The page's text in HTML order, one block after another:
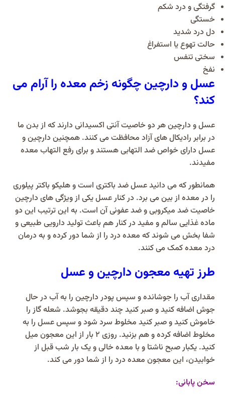
گرفتگی و درد شکم
خستگی
دل درد شدید
حالت تهوع یا استفراغ
سختی تنفس
نفخ
عسل و دارچین چگونه زخم معده را آرام می
کند؟
عسل و دارچین هر دو خاصیت آنتی اکسیدانی دارند که از بدن ما
در برابر رادیکال های آزاد محافظت می کنند. همچنین دارچین و
عسل دارای خواص ضد التهابی هستند و برای رفع التهاب معده
مفیدند.
همانطور که می دانید عسل ضد باکتری است و هلیکو باکتر پیلوری
را در معده از بین می برد. در کنار عسل یکی از ویژگی های دارچین
خاصیت ضد میکروبی و ضد عفونی آن است. به این ترتیب این دو
ماده غذایی سالم و مفید در کنار هم باعث تولید دارویی طبیعی و
شفا بخش می شوند که معده درد را از شما دور کرده و به درمان
درد معده کمک می کنند.
طرز تهیه معجون دارچین و عسل
مقداری آب را جوشانده و سپس پودر دارچین را به آب در حال
جوش اضافه کنید و صبر کنید چند دقیقه بجوشد. شعله گاز را
خاموش کنید و صبر کنید مخلوط سرد شود و سپس عسل را به
مخلوط اضافه کرده و هم بزنید. روزی ۲ بار از این معجون میل
کنید. یکبار صبح ناشتا و با معده خالی و یک‌ بار شب‌ قبل از
خوابیدن، این معجون معده درد را از شما دور می کند.
سخن پابانی: